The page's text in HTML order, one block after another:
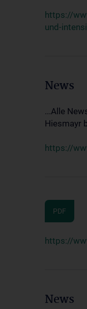
https://
und-
News
...Alle
Hiesmayr
https://
PDF
https://
News